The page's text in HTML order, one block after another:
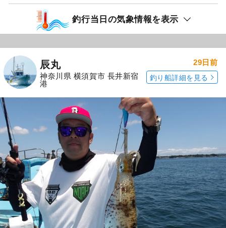
釣行当日の気象情報を表示
辰丸
神奈川県 横須賀市 長井新宿
港
29日前
釣り船詳細を見る